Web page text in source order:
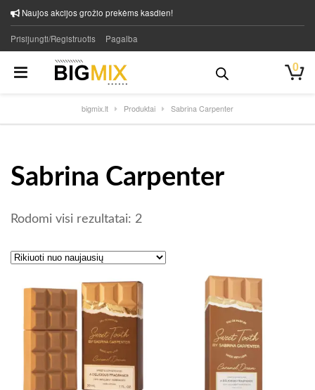
Naujos akcijos grožio prekėms kasdien!
Prisijungti/Registruotis Pagalba
0
bigmix.lt Produktai Sabrina Carpenter
Sabrina Carpenter
Rodomi visi rezultatai: 2Rūšiuojama pagal naujausią